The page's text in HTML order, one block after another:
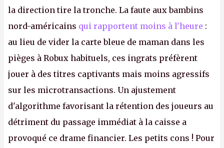
la direction tire la tronche. La faute aux bambins
nord-américains qui rapportent moins à l'heure :
au lieu de vider la carte bleue de maman dans les
pièges à Robux habituels, ces ingrats préfèrent
jouer à des titres captivants mais moins agressifs
sur les microtransactions. Un ajustement
d'algorithme favorisant la rétention des joueurs au
détriment du passage immédiat à la caisse a
provoqué ce drame financier. Les petits cons ! Pour